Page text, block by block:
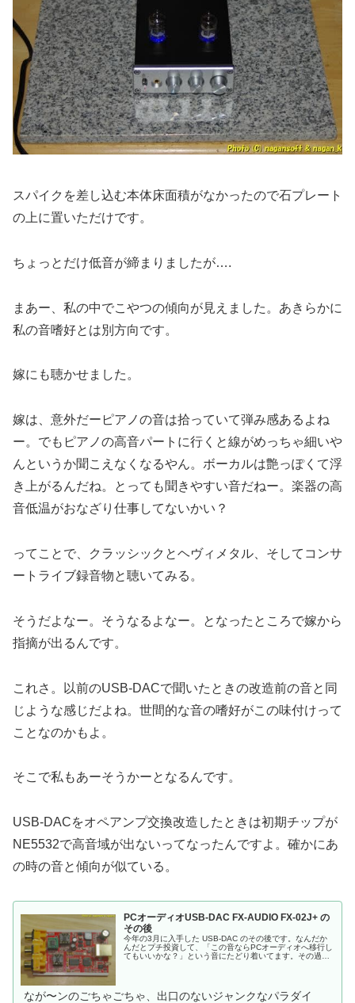
スパイクを差し込む本体床面積がなかったので石プレート
の上に置いただけです。
ちょっとだけ低音が締まりましたが….
まあー、私の中でこやつの傾向が見えました。あきらかに
私の音嗜好とは別方向です。
嫁にも聴かせました。
嫁は、意外だーピアノの音は拾っていて弾み感あるよね
ー。でもピアノの高音パートに行くと線がめっちゃ細いや
んというか聞こえなくなるやん。ボーカルは艶っぽくて浮
き上がるんだね。とっても聞きやすい音だねー。楽器の高
音低温がおなざり仕事してないかい？
ってことで、クラッシックとヘヴィメタル、そしてコンサ
ートライブ録音物と聴いてみる。
そうだよなー。そうなるよなー。となったところで嫁から
指摘が出るんです。
これさ。以前のUSB-DACで聞いたときの改造前の音と同
じような感じだよね。世間的な音の嗜好がこの味付けって
ことなのかもよ。
そこで私もあーそうかーとなるんです。
USB-DACをオペアンプ交換改造したときは初期チップが
NE5532で高音域が出ないってなったんですよ。確かにあ
の時の音と傾向が似ている。
PCオーディオUSB-DAC FX-AUDIO FX-02J+ の
その後
今年の3月に入手した USB-DAC のその後です。なんだか
んだとプチ投資して、「この音ならPCオーディオへ移行し
てもいいかな？」という音にたどり着いてます。その過程
なが〜ンのごちゃごちゃ、出口のないジャンクなパラダイ